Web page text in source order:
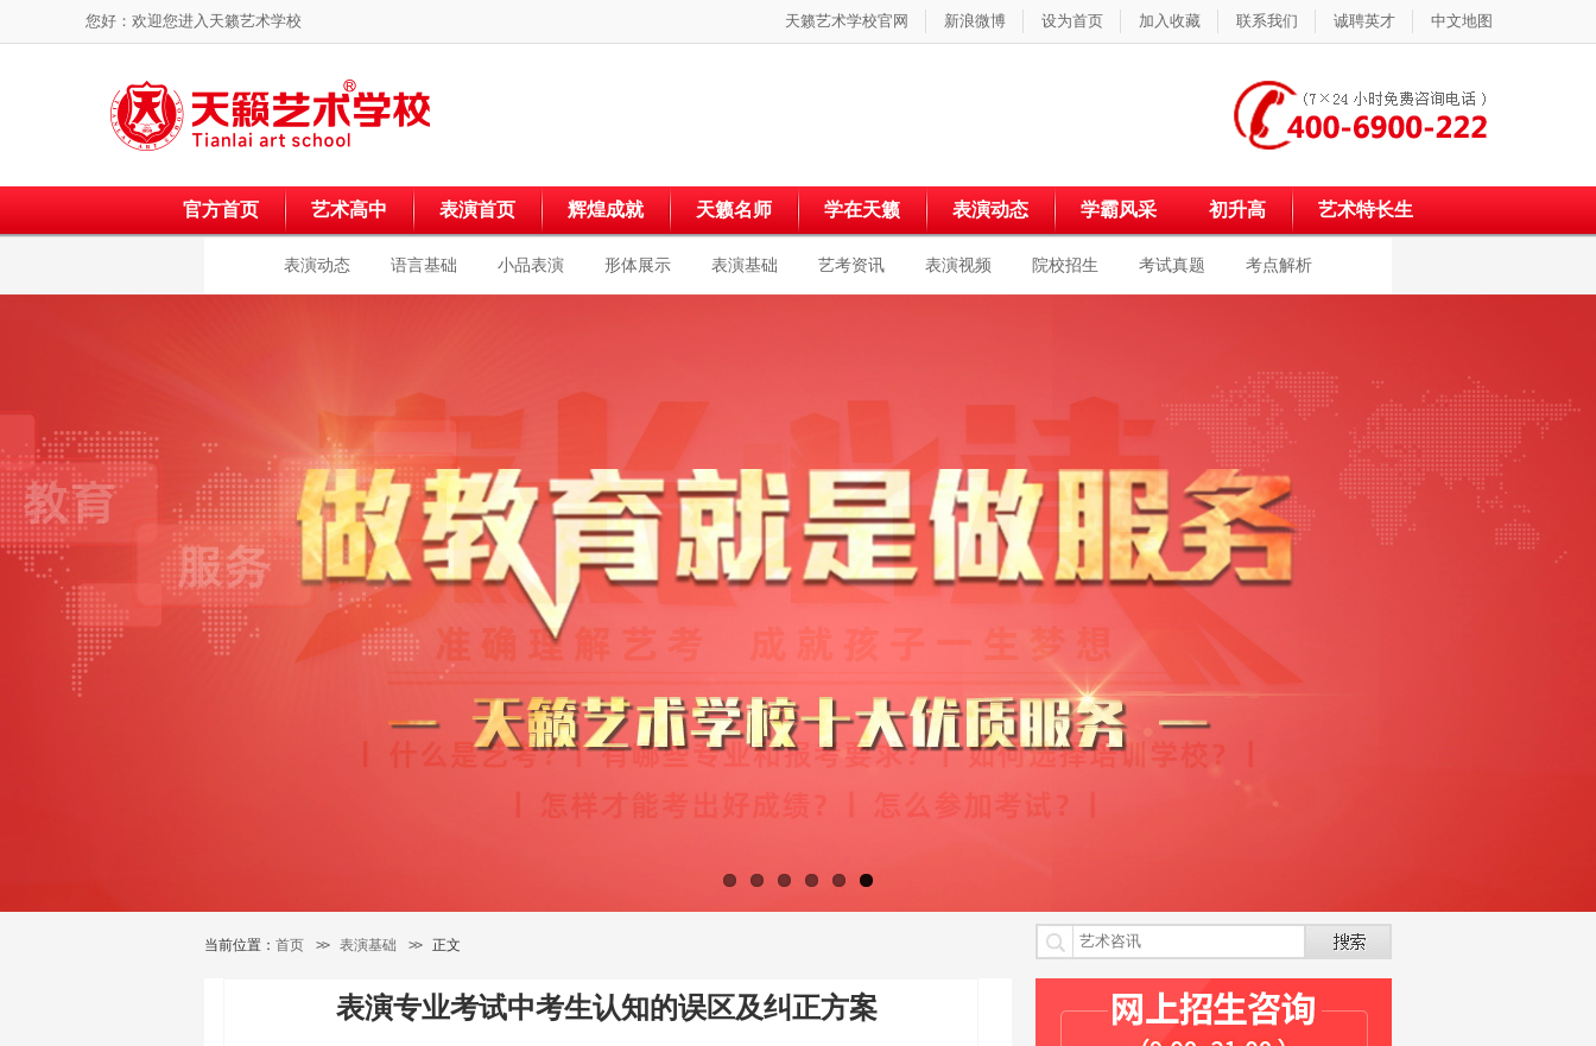
您好：欢迎您进入 天籁艺术学校 天籁艺术学校官网 新浪微博 设为首页 加入收藏 联系我们 诚聘英才 中文地图
官方首页 艺术高中 表演首页 辉煌成就 天籁名师 学在天籁 表演动态 学霸风采 初升高 艺术特长生
表演动态 语言基础 小品表演 形体展示 表演基础 艺考资讯 表演视频 院校招生 考试真题 考点解析
当前位置： 首页 >> 表演基础 >> 正文
表演专业考试中考生认知的误区及纠正方案